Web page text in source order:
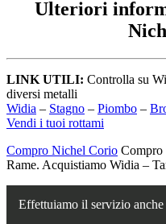
Ulteriori
LINK UTILI: Controlla su
diversi metalli
Widia – Stagno – Piombo –
Vendi i tuoi rottami
Compro Nichel Corio Compro
Rame. Acquistiamo Widia –
Effettuiamo il servizio anche